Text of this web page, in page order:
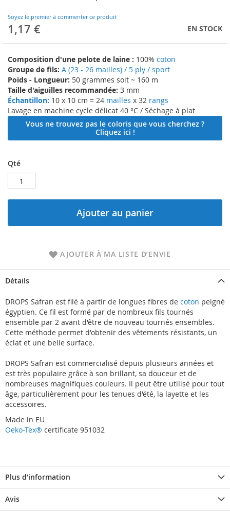
Soyez le premier à commenter ce produit
1,17 € EN STOCK
Composition d'une pelote de laine : 100% coton
Groupe de fils: A (23 - 26 mailles) / 5 ply / sport
Poids - Longueur: 50 grammes soit ~ 160 m
Taille d'aiguilles recommandée: 3 mm
Échantillon: 10 x 10 cm = 24 mailles x 32 rangs
Lavage en machine cycle délicat 40 °C / Séchage à plat
Vous ne trouvez pas le coloris que vous cherchez ?
Cliquez ici !
Qté
Ajouter au panier
AJOUTER À MA LISTE D’ENVIE
beginning
of
the
gallery
Détails
DROPS Safran est filé à partir de longues fibres de coton peigné
égyptien. Ce fil est formé par de nombreux fils tournés
ensemble par 2 avant d'être de nouveau tournés ensembles.
Cette méthode permet d'obtenir des vêtements résistants, un
éclat et une belle surface.
DROPS Safran est commercialisé depuis plusieurs années et
est très populaire grâce à son brillant, sa douceur et de
nombreuses magnifiques couleurs. Il peut être utilisé pour tout
âge, particulièrement pour les tenues d'été, la layette et les
accessoires.
Made in EU
Oeko-Tex® certificate 951032
Plus d’information
Avis